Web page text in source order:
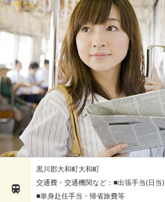

黒川郡大和町大和町
交通費・交通機関など：■出張手当(日当)
■単身赴任手当・帰省旅費等